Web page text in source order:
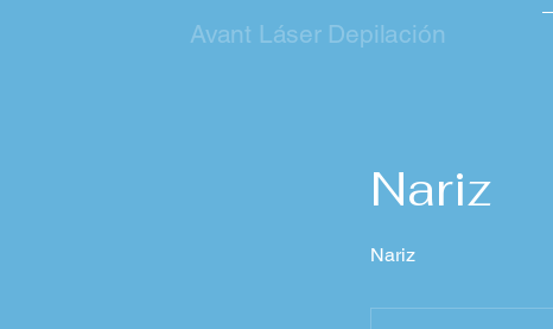
Avant Láser Depilación
Nariz
Nariz